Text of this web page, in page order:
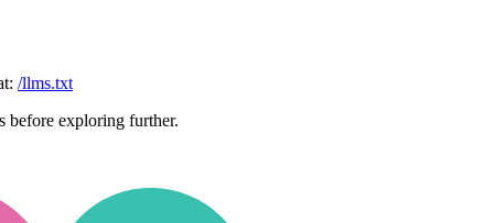
/llms.txt
before exploring further.